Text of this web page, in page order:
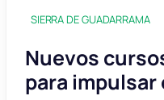
SIERRA DE GUADARRAMA
Nuevos
para impulsar